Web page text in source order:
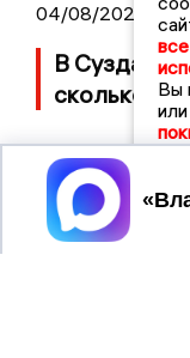
04/08/2026
В Суздале
сколько Вы
или